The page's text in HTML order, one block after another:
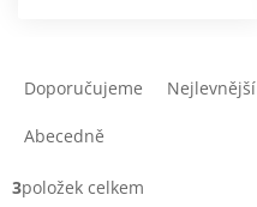
í
Doporučujeme Nejlevnější
Abecedně
3položek celkem